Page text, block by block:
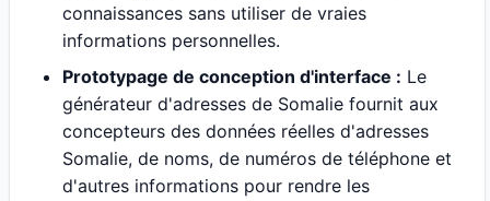
connaissances sans utiliser de vraies
informations personnelles.
Prototypage de conception d'interface : Le
générateur d'adresses de Somalie fournit aux
concepteurs des données réelles d'adresses
Somalie, de noms, de numéros de téléphone et
d'autres informations pour rendre les